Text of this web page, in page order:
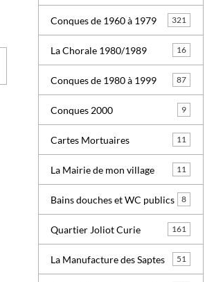
Conques de 1960 à 1979 321
La Chorale 1980/1989 16
Conques de 1980 à 1999 87
Conques 2000 9
Cartes Mortuaires 11
La Mairie de mon village 11
Bains douches et WC publics 8
Quartier Joliot Curie 161
La Manufacture des Saptes 51